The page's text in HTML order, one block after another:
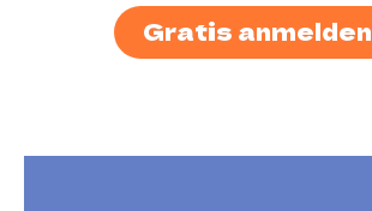
Gratis anmelden